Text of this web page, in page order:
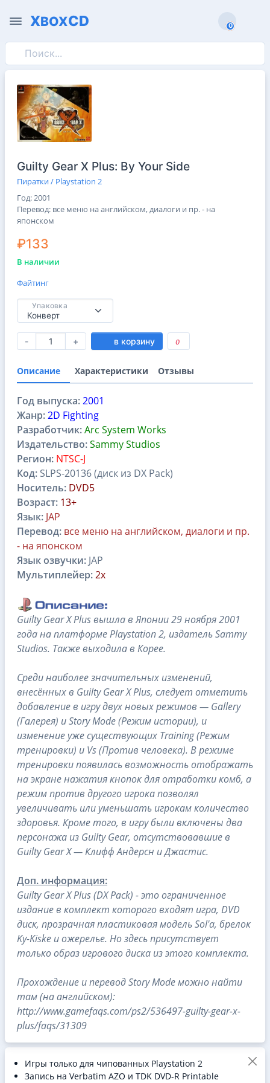
XBOXCD 0
0
Guilty Gear X Plus: By Your Side
Пиратки / Playstation 2
Год: 2001
Перевод: все меню на английском, диалоги и пр. - на
японском
₽133
В наличии
Файтинг
Упаковка
- + в корзину 0
Описание Характеристики Отзывы
Год выпуска:2001
Жанр:2D Fighting
Разработчик:Arc System Works
Издательство:Sammy Studios
Регион: NTSC-J
Код: SLPS-20136 (диск из DX Pack)
Носитель: DVD5
Возраст: 13+
Язык: JAP
Перевод: все меню на английском, диалоги и пр.
- на японском
Язык озвучки: JAP
Мультиплейер:2x
Guilty Gear X Plus вышла в Японии 29 ноября 2001
года на платформе Playstation 2, издатель Sammy
Studios. Также выходила в Корее.
Среди наиболее значительных изменений,
внесённых в Guilty Gear X Plus, следует отметить
добавление в игру двух новых режимов — Gallery
(Галерея) и Story Mode (Режим истории), и
изменение уже существующих Training (Режим
тренировки) и Vs (Против человека). В режиме
тренировки появилась возможность отображать
на экране нажатия кнопок для отработки комб, а
режим против другого игрока позволял
увеличивать или уменьшать игрокам количество
здоровья. Кроме того, в игру были включены два
персонажа из Guilty Gear, отсутствовавшие в
Guilty Gear X — Клифф Андерсн и Джастис.
Доп. информация:
Guilty Gear X Plus (DX Pack) - это ограниченное
издание в комплект которого входят игра, DVD
диск, прозрачная пластиковая модель Sol'а, брелок
Ky-Kiske и ожерелье. Но здесь присутствует
только образ игрового диска из этого комплекта.
Прохождение и перевод Story Mode можно найти
там (на английском):
http://www.gamefaqs.com/ps2/536497-guilty-gear-x-
plus/faqs/31309
Игры только для чипованных Playstation 2
Запись на Verbatim AZO и TDK DVD-R Printable